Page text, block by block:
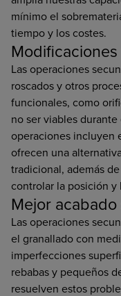
mínimo el
tiempo y los costes.
Las operaciones
roscados y otros
funcionales, como
no ser viables
operaciones incluyen
ofrecen una
tradicional, además
controlar la posición
Mejor
Las operaciones
el granallado con
imperfecciones
rebabas y pequeños
resuelven estos